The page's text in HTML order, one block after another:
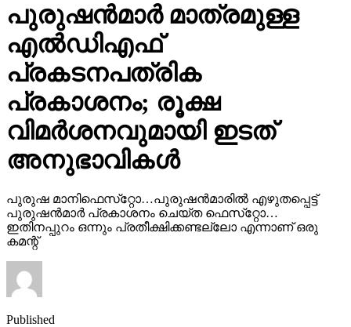
പുരുഷന്‍മാര്‍ മാത്രമുള്ള
എല്‍ഡിഎഫ്
പ്രകടനപത്രിക
പ്രകാശനം; രൂക്ഷ
വിമര്‍ശനവുമായി ഇടത്
അനുഭാവികൾ
പുരുഷ മാനിഫെസ്‌റ്റോ…പുരുഷന്‍മാരില്‍ എഴുതപ്പെട്ട്
പുരുഷന്‍മാര്‍ പ്രകാശനം ചെയ്ത ഫെസ്‌റ്റോ…
ഇതിനപ്പുറം ഒന്നും പ്രതീക്ഷിക്കണ്ടല്ലോ എന്നാണ് ഒരു
കമന്റ്
Published